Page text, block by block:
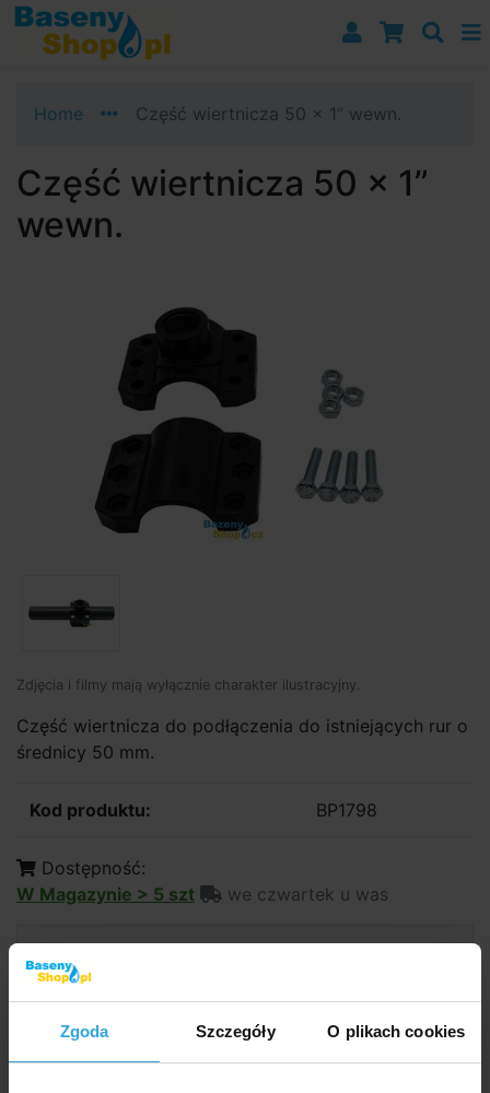
Zgoda Szczegóły O plikach cookies
Przejdź do nawigacji
Przejdź do treści
Przejdź do paska bocznego
Home Część wiertnicza 50 x 1” wewn.
Część wiertnicza 50 x 1”
wewn.
Zdjęcia i filmy mają wyłącznie charakter ilustracyjny.
Część wiertnicza do podłączenia do istniejących rur o
średnicy 50 mm.
Kod produktu: BP1798
Dostępność:
W Magazynie > 5 szt
we czwartek u was
do koszyka